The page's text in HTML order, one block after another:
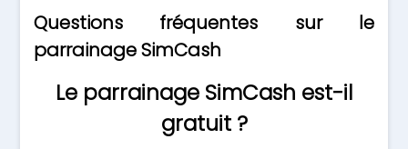
Questions fréquentes sur le
parrainage SimCash
Le parrainage SimCash est-il
gratuit ?